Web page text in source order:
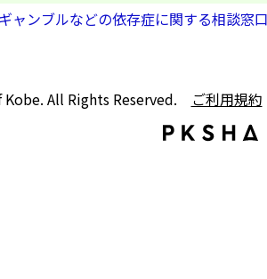
ャンブルなどの依存症に関する相談窓
All Rights Reserved. ご利用規約